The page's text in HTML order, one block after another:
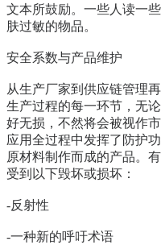
文本所鼓励。一些人读一
肤过敏的物品。
安全系数与产品维护
从生产厂家到供应链管理
生产过程的每一环节，无
好无损，不然将会被视作
应用全过程中发挥了防护
原材料制作而成的产品。
受到以下毁坏或损坏：
-反射性
-一种新的呼吁术语